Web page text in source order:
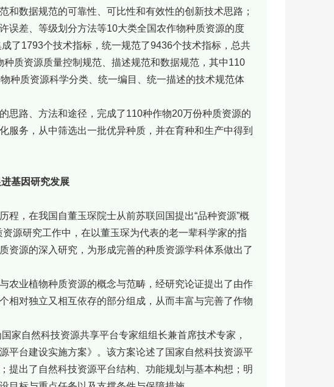
数据规范的可靠性、可比性和有效性的创新技术思路；
误差、等级划分方法等10大类全国农作物种质资源的度
了1793个技术指标，统一规范了9436个技术指标，总共
质资源质量控制规范、描述规范和数据规范，其中110
种质资源科学分类、统一编目、统一描述的技术规范体
思路、方法和途径，完成了110种作物20万份种质资源的
服务，从中筛选出一批优异种质，并在育种和生产中得到
基因研究发展
，在我国自董玉琛院士从前苏联回国提出“品种资源”概
源研究工作中，在以董玉琛为代表的老一辈科学家的指
资源的深入研究，为形成完善的种质资源学科体系做出了
农业植物种质资源的概念与范畴，经研究论证提出了由作
相对独立又相互依存的部分组成，从而丰富与完善了作物
家自然科技资源共享平台专家组组长兼首席技术专家，
平台建设实施方案》。该方案论述了国家自然科技资源平
提出了自然科技资源平台结构、功能规划与基本构想；明